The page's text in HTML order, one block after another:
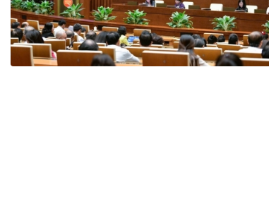
Bộ Chuẩn mực Đạo đức nghề nghiệp
Đối tác